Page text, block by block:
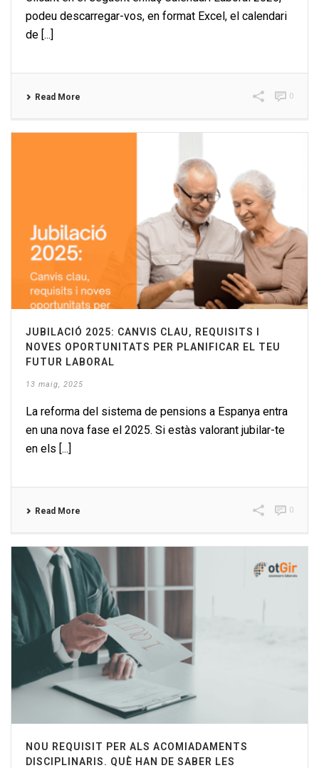
podeu descarregar-vos, en format Excel, el calendari
de [...]
Read More 0
JUBILACIÓ 2025: CANVIS CLAU, REQUISITS I
NOVES OPORTUNITATS PER PLANIFICAR EL TEU
FUTUR LABORAL
13 maig, 2025
La reforma del sistema de pensions a Espanya entra
en una nova fase el 2025. Si estàs valorant jubilar-te
en els [...]
Read More 0
NOU REQUISIT PER ALS ACOMIADAMENTS
DISCIPLINARIS. QUÈ HAN DE SABER LES